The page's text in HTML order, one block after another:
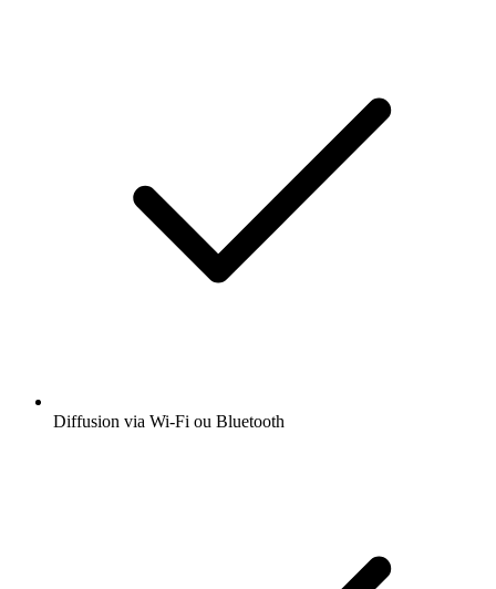
Diffusion via Wi-Fi ou Bluetooth